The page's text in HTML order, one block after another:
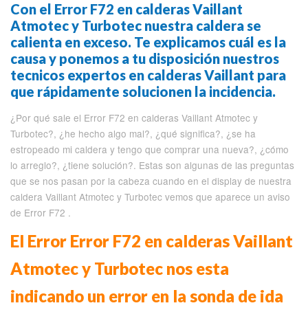
Con el Error F72 en calderas Vaillant
Atmotec y Turbotec nuestra caldera se
calienta en exceso. Te explicamos cuál es la
causa y ponemos a tu disposición nuestros
tecnicos expertos en calderas Vaillant para
que rápidamente solucionen la incidencia.
¿Por qué sale el Error F72 en calderas Vaillant Atmotec y
Turbotec?, ¿he hecho algo mal?, ¿qué significa?, ¿se ha
estropeado mi caldera y tengo que comprar una nueva?, ¿cómo
lo arreglo?, ¿tiene solución?. Estas son algunas de las preguntas
que se nos pasan por la cabeza cuando en el display de nuestra
caldera Vaillant Atmotec y Turbotec vemos que aparece un aviso
de Error F72 .
El Error Error F72 en calderas Vaillant
Atmotec y Turbotec nos esta
indicando un error en la sonda de ida